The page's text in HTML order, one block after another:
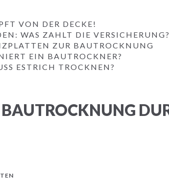
VON DER DECKE!
WAS ZAHLT DIE VERSICHERUNG?
ZUR BAUTROCKNUNG
EIN BAUTROCKNER?
ESTRICH TROCKNEN?